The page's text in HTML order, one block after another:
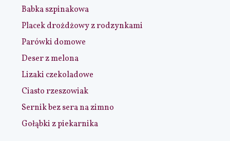
Babka szpinakowa
Placek drożdżowy z rodzynkami
Parówki domowe
Deser z melona
Lizaki czekoladowe
Ciasto rzeszowiak
Sernik bez sera na zimno
Gołąbki z piekarnika